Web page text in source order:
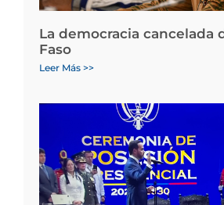
La democracia cancelada
Faso
Leer Más >>